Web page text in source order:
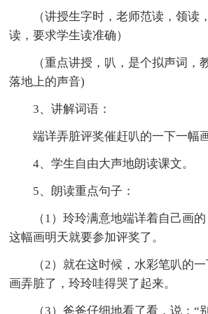
（讲授生字时，老师范读，领读
读，要求学生读准确）
（重点讲授，叭，是个拟声词，
落地上的声音)
3、讲解词语：
端详弄脏评奖催赶叭的一下一幅
4、学生自由大声地朗读课文。
5、朗读重点句子：
（1）玲玲满意地端详着自己画
这幅画明天就要参加评奖了。
（2）就在这时候，水彩笔叭的
画弄脏了，玲玲哇得哭了起来。
（3）爸爸仔细地看了看，说：“